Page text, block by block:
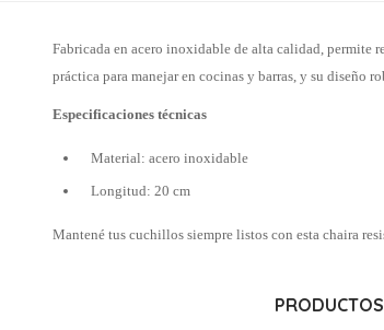
Fabricada en acero inoxidable de alta calidad, permite
práctica para manejar en cocinas y barras, y su diseño
Especificaciones técnicas
Material: acero inoxidable
Longitud: 20 cm
Mantené tus cuchillos siempre listos con esta chaira